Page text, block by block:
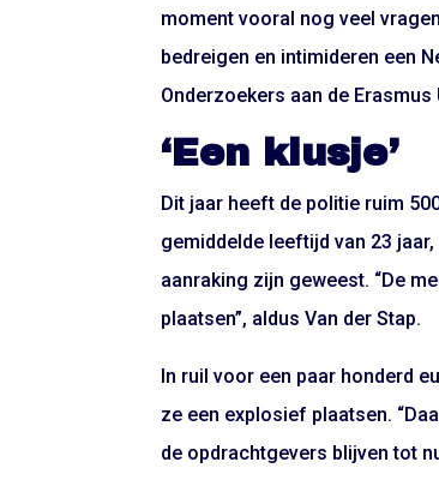
moment vooral nog veel
bedreigen en intimideren een
Onderzoekers aan de
‘Een klusje’
Dit jaar heeft de politie ruim
gemiddelde leeftijd van 23
aanraking zijn geweest. “De
plaatsen”, aldus Van der Stap.
In ruil voor een paar honderd
ze een explosief plaatsen.
de opdrachtgevers blijven tot